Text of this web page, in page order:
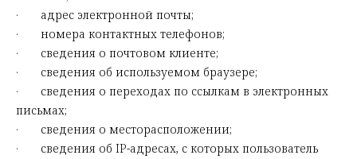
· адрес электронной почты;
· номера контактных телефонов;
· сведения о почтовом клиенте;
· сведения об используемом браузере;
· сведения о переходах по ссылкам в электронных
письмах;
· сведения о месторасположении;
· сведения об IP-адресах, с которых пользователь